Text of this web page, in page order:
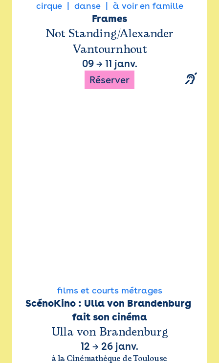
cirque danse à voir en famille
Frames
Not Standing/Alexander
Vantournhout
09→ 11 janv.
Réserver
films et courts métrages
ScénoKino : Ulla von Brandenburg
fait son cinéma
Ulla von Brandenburg
12 → 26 janv.
à la Cinémathèque de Toulouse